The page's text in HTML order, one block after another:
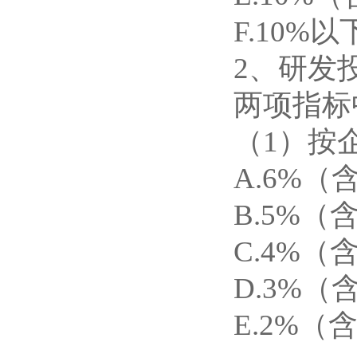
F.10%以
2、研发
两项指
（1）
A.6%（
B.5%（
C.4%（
D.3%（
E.2%（